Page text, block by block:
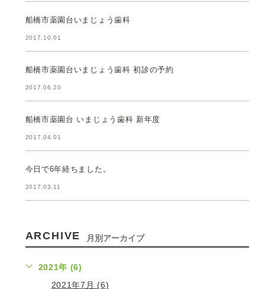
船橋市薬園台いまじょう歯科
2017.10.01
船橋市薬園台いまじょう歯科 初診の予約
2017.06.20
船橋市薬園台 いまじょう歯科 新年度
2017.04.01
今日で6年経ちました。
2017.03.11
ARCHIVE 月別アーカイブ
2021年 (6)
2021年7月 (6)